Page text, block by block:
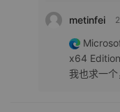
metinfei
x64 Edition
我也求一个